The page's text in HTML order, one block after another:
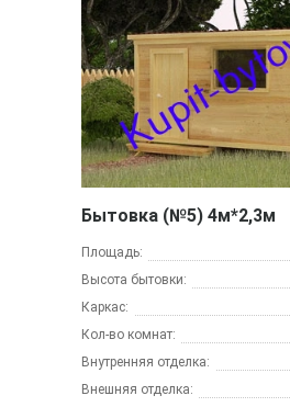
Бытовка (№5) 4м*2,3м
Площадь:
Высота бытовки:
Каркас:
Кол-во комнат:
Внутренняя отделка:
Внешняя отделка: